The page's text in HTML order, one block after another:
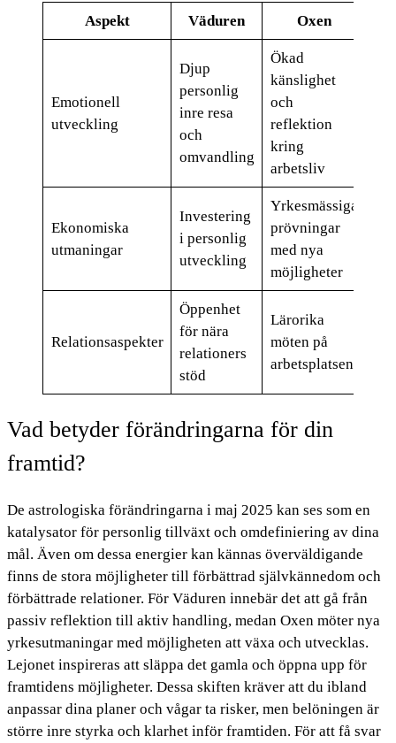
Aspekt Väduren Oxen
Emotionell
utveckling
Djup
personlig
inre resa
och
omvandling
Ökad
känslighet
och
reflektion
kring
arbetsliv
Ekonomiska
utmaningar
Investering
i personlig
utveckling
Yrkesmässiga
prövningar
med nya
möjligheter
Relationsaspekter
Öppenhet
för nära
relationers
stöd
Lärorika
möten på
arbetsplatsen
Vad betyder förändringarna för din
framtid?
De astrologiska förändringarna i maj 2025 kan ses som en
katalysator för personlig tillväxt och omdefiniering av dina
mål. Även om dessa energier kan kännas överväldigande
finns de stora möjligheter till förbättrad självkännedom och
förbättrade relationer. För Väduren innebär det att gå från
passiv reflektion till aktiv handling, medan Oxen möter nya
yrkesutmaningar med möjligheten att växa och utvecklas.
Lejonet inspireras att släppa det gamla och öppna upp för
framtidens möjligheter. Dessa skiften kräver att du ibland
anpassar dina planer och vågar ta risker, men belöningen är
större inre styrka och klarhet inför framtiden. För att få svar